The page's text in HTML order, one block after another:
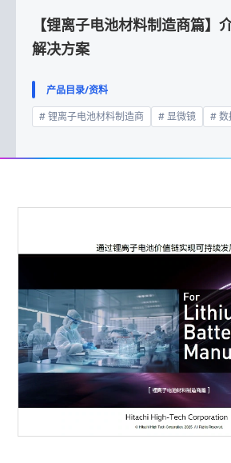
解决方案
【锂离子电池材料制造商篇】
解决方案
产品目录/资料
锂离子电池材料制造商
显微镜 数